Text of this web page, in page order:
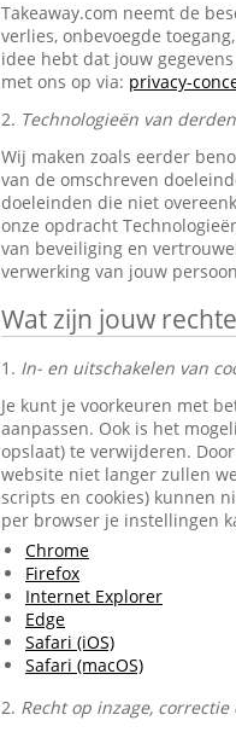
Takeaway.com neemt de
verlies, onbevoegde
idee hebt dat jouw
met ons op via: privacy-
2. Technologieën van derden
Wij maken zoals eerder
van de omschreven
doeleinden die niet
onze opdracht
van beveiliging en
verwerking van jouw
Wat zijn jouw
1. In- en uitschakelen van
Je kunt je voorkeuren met
aanpassen. Ook is het
opslaat) te verwijderen.
website niet langer zullen
scripts en cookies) kunnen
per browser je instellingen
Chrome
Firefox
Internet Explorer
Edge
Safari (iOS)
Safari (macOS)
2. Recht op inzage,